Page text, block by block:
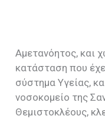
Αμετανόητος, και
κατάσταση που
σύστημα Υγείας,
νοσοκομείο της
Θεμιστοκλέους,